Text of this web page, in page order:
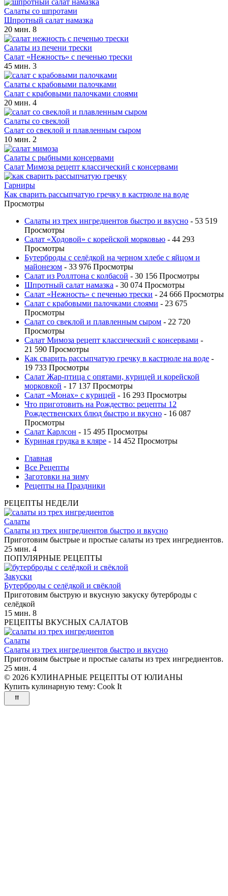
Салаты со шпротами
Шпротный салат намазка
20 мин. 8
Салаты из печени трески
Салат «Нежность» с печенью трески
45 мин. 3
Салаты с крабовыми палочками
Салат с крабовыми палочками слоями
20 мин. 4
Салаты со свеклой
Салат со свеклой и плавленным сыром
10 мин. 2
Салаты с рыбными консервами
Салат Мимоза рецепт классический с консервами
Гарниры
Как сварить рассыпчатую гречку в кастрюле на воде
Просмотры
Салаты из трех ингредиентов быстро и вкусно - 53 519
Просмотры
Салат «Ходовой» с корейской морковью - 44 293
Просмотры
Бутерброды с селёдкой на черном хлебе с яйцом и
майонезом - 33 976 Просмотры
Салат из Роллтона с колбасой - 30 156 Просмотры
Шпротный салат намазка - 30 074 Просмотры
Салат «Нежность» с печенью трески - 24 666 Просмотры
Салат с крабовыми палочками слоями - 23 675
Просмотры
Салат со свеклой и плавленным сыром - 22 720
Просмотры
Салат Мимоза рецепт классический с консервами -
21 590 Просмотры
Как сварить рассыпчатую гречку в кастрюле на воде -
19 733 Просмотры
Салат Жар-птица с опятами, курицей и корейской
морковкой - 17 137 Просмотры
Салат «Монах» с курицей - 16 293 Просмотры
Что приготовить на Рождество: рецепты 12
Рождественских блюд быстро и вкусно - 16 087
Просмотры
Салат Карлсон - 15 495 Просмотры
Куриная грудка в кляре - 14 452 Просмотры
Главная
Все Рецепты
Заготовки на зиму
Рецепты на Праздники
РЕЦЕПТЫ НЕДЕЛИ
Салаты
Салаты из трех ингредиентов быстро и вкусно
Приготовим быстрые и простые салаты из трех ингредиентов.
25 мин. 4
ПОПУЛЯРНЫЕ РЕЦЕПТЫ
Закуски
Бутерброды с селёдкой и свёклой
Приготовим быструю и вкусную закуску бутерброды с
селёдкой
15 мин. 8
РЕЦЕПТЫ ВКУСНЫХ САЛАТОВ
Салаты
Салаты из трех ингредиентов быстро и вкусно
Приготовим быстрые и простые салаты из трех ингредиентов.
25 мин. 4
© 2026 КУЛИНАРНЫЕ РЕЦЕПТЫ ОТ ЮЛИАНЫ
Купить кулинарную тему: Cook It